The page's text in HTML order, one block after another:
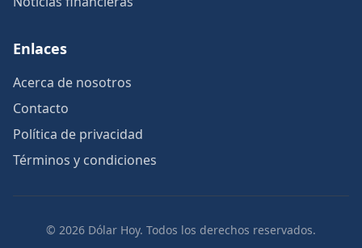
Enlaces
Acerca de nosotros
Contacto
Política de privacidad
Términos y condiciones
© 2026 Dólar Hoy. Todos los derechos reservados.